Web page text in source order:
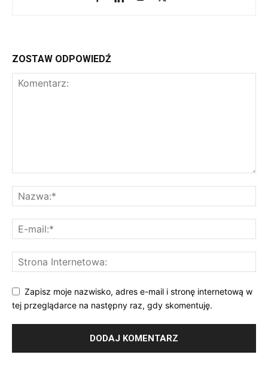
ZOSTAW ODPOWIEDŹ
Zapisz moje nazwisko, adres e-mail i stronę internetową w
tej przeglądarce na następny raz, gdy skomentuję.